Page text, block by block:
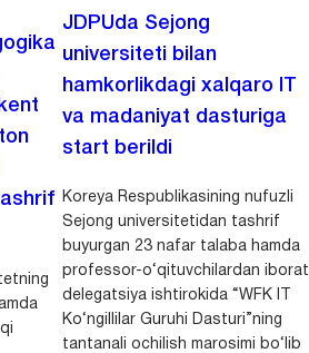
JDPUda Sejong
universiteti bilan
hamkorlikdagi xalqaro IT
va madaniyat dasturiga
start berildi
Koreya Respublikasining nufuzli
Sejong universitetidan tashrif
buyurgan 23 nafar talaba hamda
professor-o‘qituvchilardan iborat
delegatsiya ishtirokida “WFK IT
Ko‘ngillilar Guruhi Dasturi”ning
tantanali ochilish marosimi bo‘lib